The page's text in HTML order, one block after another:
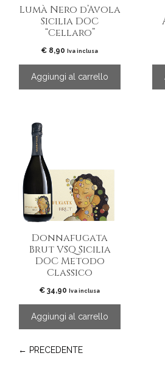
Lumà Nero d’Avola
Sicilia DOC
“Cellaro”
€ 8,90 Iva inclusa
Aggiungi al carrello
Donnafugata
Brut VSQ Sicilia
DOC Metodo
Classico
€ 34,90 Iva inclusa
Aggiungi al carrello
← PRECEDENTE